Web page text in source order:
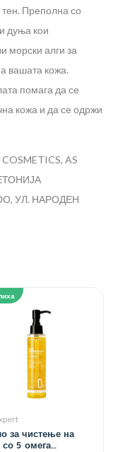
Преполна со
дуња кои
морски алги за
вашата кожа.
помага да се
кожа и да се одржи
AS
УЛ. НАРОДЕН
за чистење на
со 5 омега